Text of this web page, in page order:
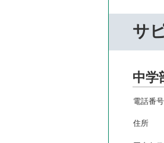
サ
中学